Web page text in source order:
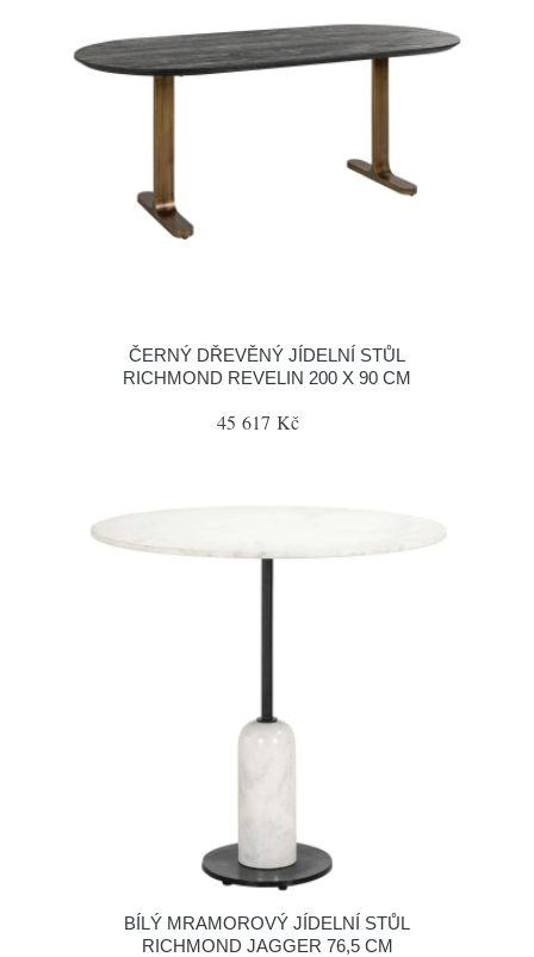
ČERNÝ DŘEVĚNÝ JÍDELNÍ STŮL
RICHMOND REVELIN 200 X 90 CM
45 617 Kč
BÍLÝ MRAMOROVÝ JÍDELNÍ STŮL
RICHMOND JAGGER 76,5 CM